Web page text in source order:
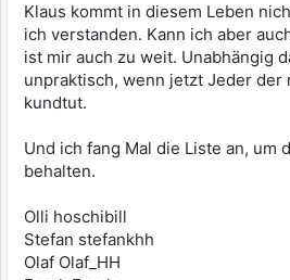
Klaus kommt in diesem Leben
ich verstanden. Kann ich aber
ist mir auch zu weit. Unabhängig
unpraktisch, wenn jetzt Jeder der
kundtut.
Und ich fang Mal die Liste an, um
behalten.
Olli hoschibill
Stefan stefankhh
Olaf Olaf_HH